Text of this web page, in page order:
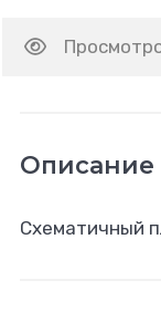
Описание
Схематичный